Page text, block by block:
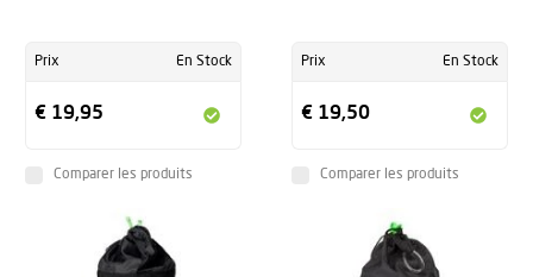
Prix En Stock
€ 19,95
Comparer les produits
Prix En Stock
€ 19,50
Comparer les produits